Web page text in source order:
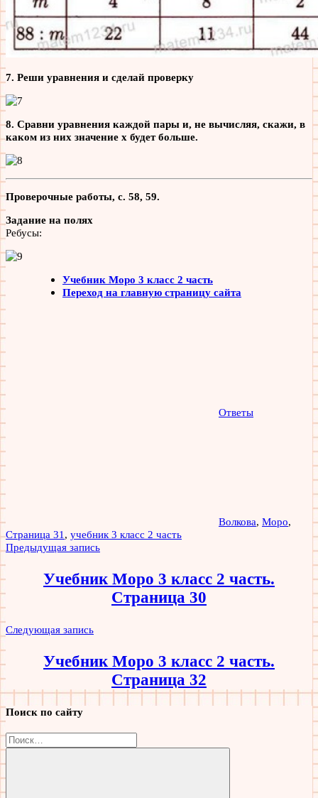
7. Реши уравнения и сделай проверку
8. Сравни уравнения каждой пары и, не вычисляя, скажи, в
каком из них значение х будет больше.
Проверочные работы, с. 58, 59.
Задание на полях
Ребусы:
Учебник Моро 3 класс 2 часть
Переход на главную страницу сайта
Ответы
Волкова, Моро,
Страница 31, учебник 3 класс 2 часть
Навигация
по
записям
Предыдущая запись
Учебник Моро 3 класс 2 часть.
Страница 30
Следующая запись
Учебник Моро 3 класс 2 часть.
Страница 32
Поиск по сайту
Найти: